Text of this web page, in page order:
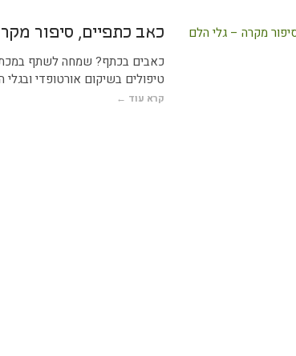
כאב כתפיים, סיפור
כאבים בכתף? שמחה לשתף
טיפולים בשיקום אורטופדי
קרא עוד ←